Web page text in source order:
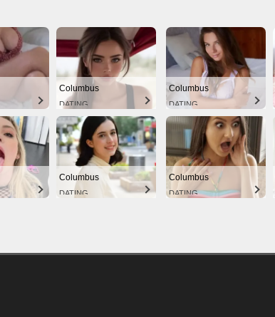
Columbus
DATING
Columbus
DATING
Columbus
DATING
Columbus
DATING